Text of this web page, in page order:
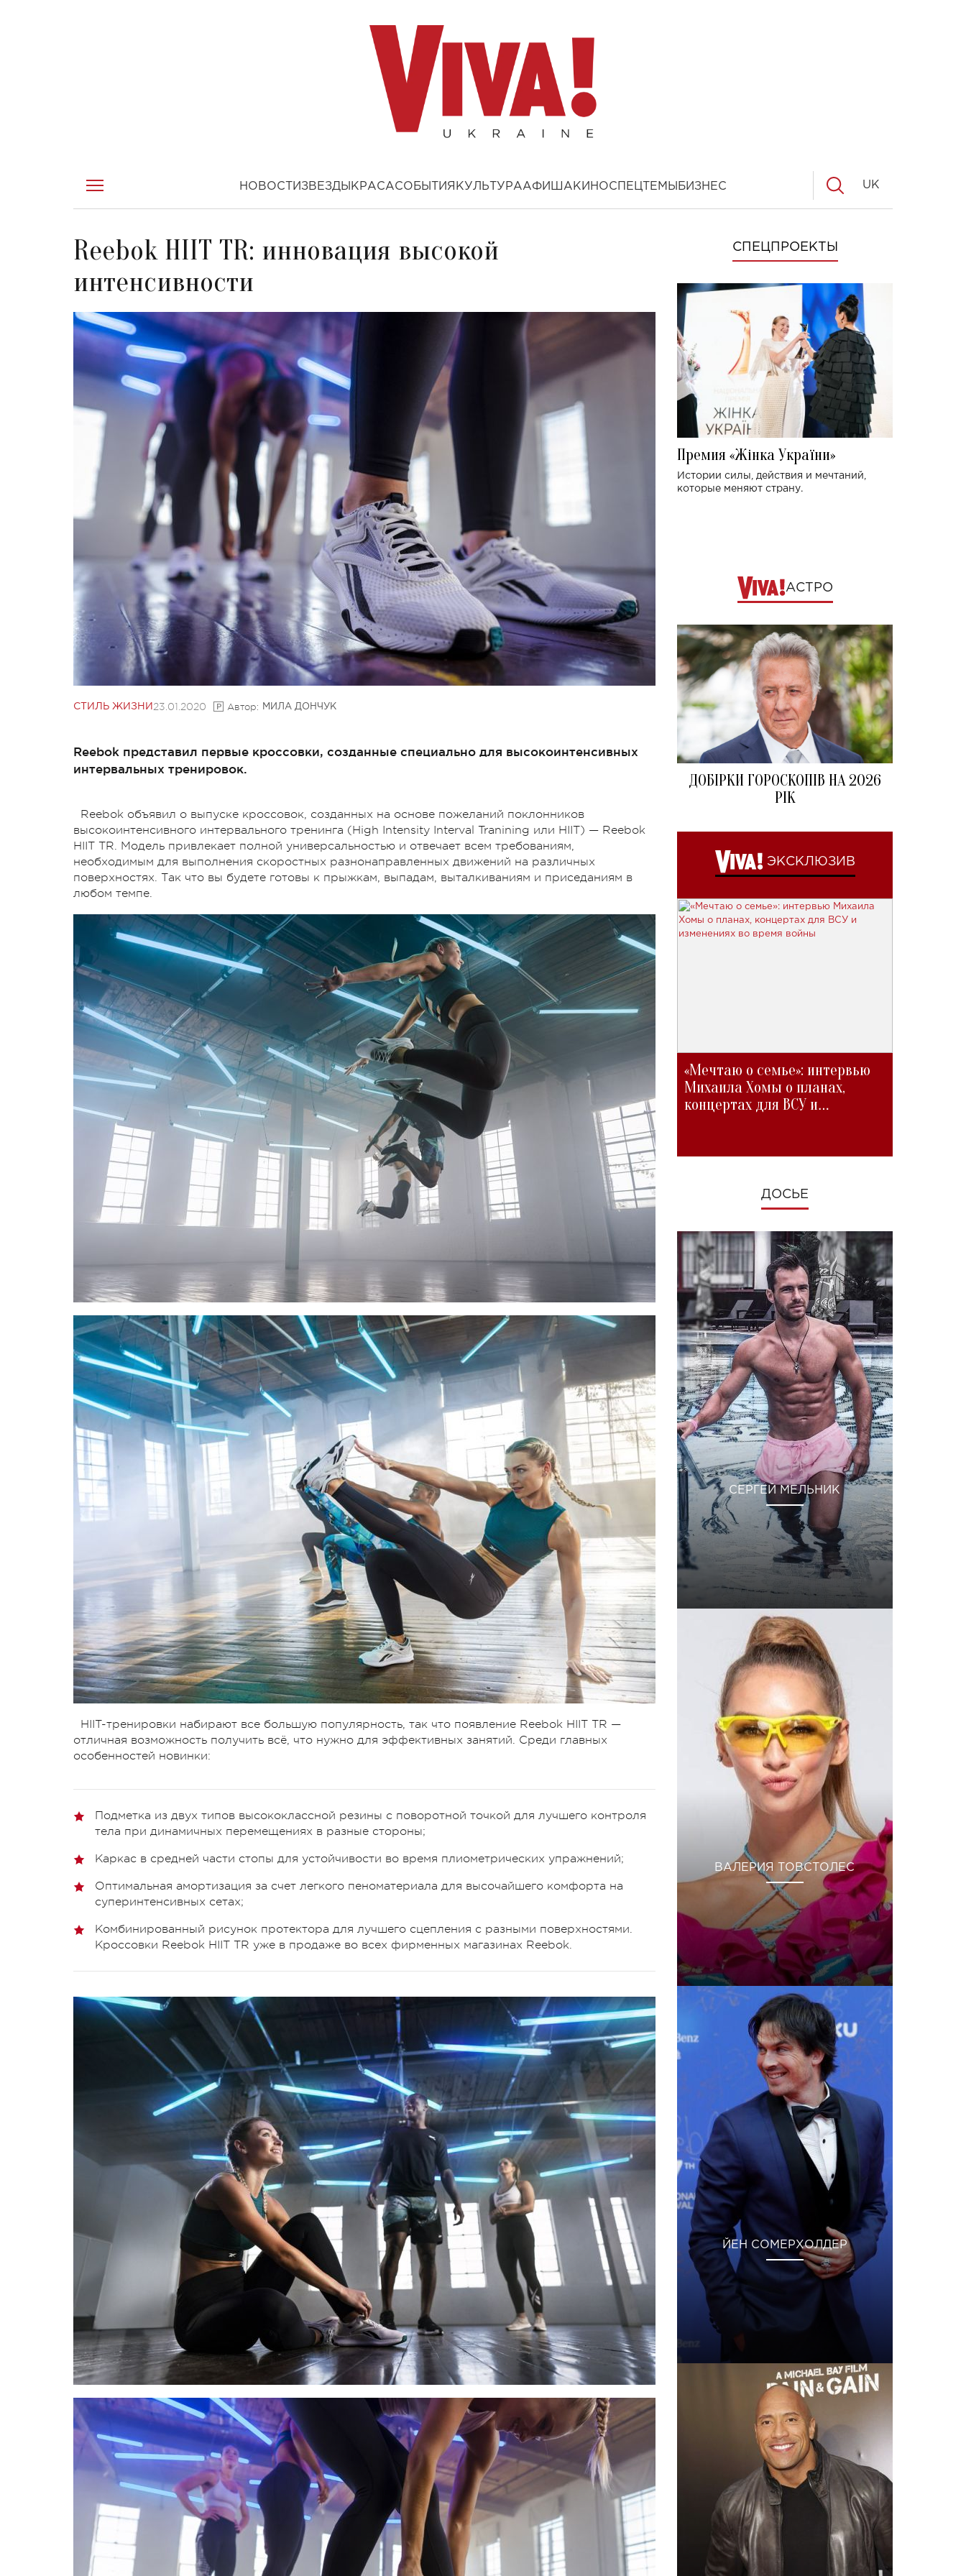
НОВОСТИ ЗВЕЗДЫ КРАСАСОБЫТИЯ КУЛЬТУРААФИША КИНОСПЕЦТЕМЫ БИЗНЕС UK
Reebok HIIT TR: инновация высокой
интенсивности
СТИЛЬ ЖИЗНИ 23.01.2020 Автор: МИЛА ДОНЧУК
Reebok представил первые кроссовки, созданные специально для высокоинтенсивных
интервальных тренировок.
Reebok объявил о выпуске кроссовок, созданных на основе пожеланий поклонников
высокоинтенсивного интервального тренинга (High Intensity Interval Tranining или HIIT) — Reebok
HIIT TR. Модель привлекает полной универсальностью и отвечает всем требованиям,
необходимым для выполнения скоростных разнонаправленных движений на различных
поверхностях. Так что вы будете готовы к прыжкам, выпадам, выталкиваниям и приседаниям в
любом темпе.
HIIT-тренировки набирают все большую популярность, так что появление Reebok HIIT TR —
отличная возможность получить всё, что нужно для эффективных занятий. Среди главных
особенностей новинки:
Подметка из двух типов высококлассной резины с поворотной точкой для лучшего контроля
тела при динамичных перемещениях в разные стороны;
Каркас в средней части стопы для устойчивости во время плиометрических упражнений;
Оптимальная амортизация за счет легкого пеноматериала для высочайшего комфорта на
суперинтенсивных сетах;
Комбинированный рисунок протектора для лучшего сцепления с разными поверхностями.
Кроссовки Reebok HIIT TR уже в продаже во всех фирменных магазинах Reebok.
СПЕЦПРОЕКТЫ
Премия «Жінка України»
Истории силы, действия и мечтаний,
которые меняют страну.
АСТРО
ДОБІРКИ ГОРОСКОПІВ НА 2026
РІК
ЭКСКЛЮЗИВ
«Мечтаю о семье»: интервью
Михаила Хомы о планах,
концертах для ВСУ и
ДОСЬЕ
СЕРГЕЙ МЕЛЬНИК
ВАЛЕРИЯ ТОВСТОЛЕС
ЙЕН СОМЕРХОЛДЕР